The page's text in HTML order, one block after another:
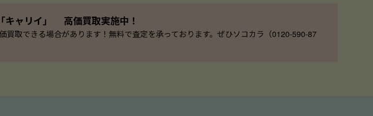
キャリイ」 高価買取実施中！
取できる場合があります！無料で査定を承っております。ぜひソコカラ（0120-590-87